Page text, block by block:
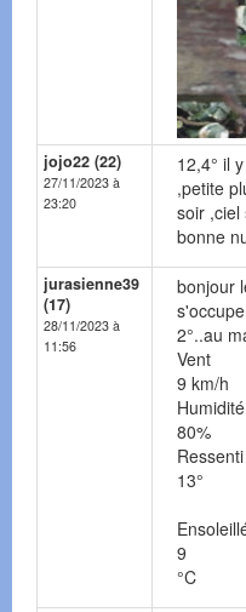
jojo22 (22)
27/11/2023 à
23:20
12,4° il
,petite
soir ,ciel
bonne
jurasienne39
(17)
28/11/2023 à
11:56
bonjour
2°..au
Vent
9 km/h
Humidité
80%
Ressenti
13°
9
°C